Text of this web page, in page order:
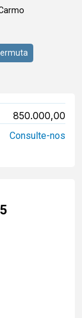
850.000,00
Consulte-nos